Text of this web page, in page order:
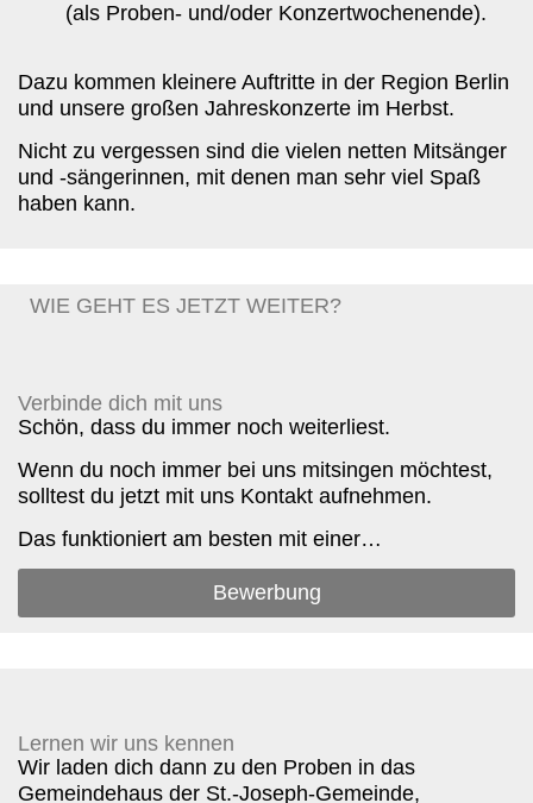
(als Proben- und/oder Konzertwochenende).
Dazu kommen kleinere Auftritte in der Region Berlin
und unsere großen Jahreskonzerte im Herbst.
Nicht zu vergessen sind die vielen netten Mitsänger
und -sängerinnen, mit denen man sehr viel Spaß
haben kann.
WIE GEHT ES JETZT WEITER?
Verbinde dich mit uns
Schön, dass du immer noch weiterliest.
Wenn du noch immer bei uns mitsingen möchtest,
solltest du jetzt mit uns Kontakt aufnehmen.
Das funktioniert am besten mit einer…
Bewerbung
Lernen wir uns kennen
Wir laden dich dann zu den Proben in das
Gemeindehaus der St.-Joseph-Gemeinde,